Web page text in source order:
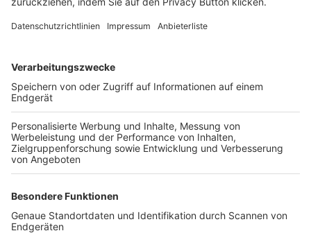
FOLGE DEM BFV
TOP-VEREINE
TOP-PARTNER